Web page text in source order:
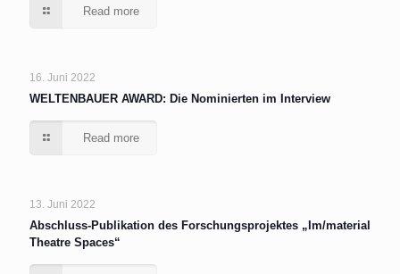
Read more
16. Juni 2022
WELTENBAUER AWARD: Die Nominierten im Interview
Read more
13. Juni 2022
Abschluss-Publikation des Forschungsprojektes „Im/material
Theatre Spaces“